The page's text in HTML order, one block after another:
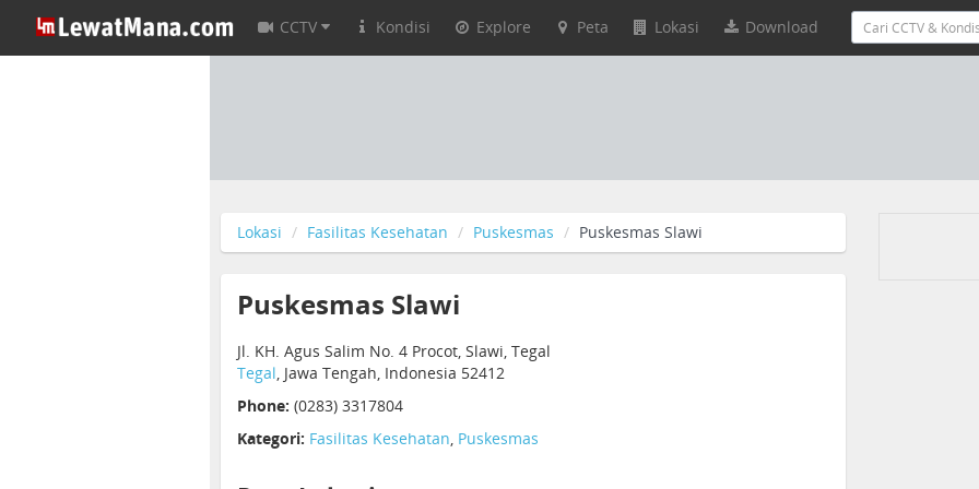
CCTV Kondisi Explore Peta Lokasi Download
Lokasi Fasilitas Kesehatan Puskesmas Puskesmas Slawi
Puskesmas Slawi
Jl. KH. Agus Salim No. 4 Procot, Slawi, Tegal
Tegal, Jawa Tengah, Indonesia 52412
Phone: (0283) 3317804
Kategori: Fasilitas Kesehatan, Puskesmas